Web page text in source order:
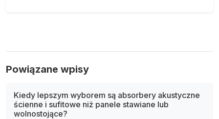
Powiązane wpisy
Kiedy lepszym wyborem są absorbery akustyczne
ścienne i sufitowe niż panele stawiane lub
wolnostojące?